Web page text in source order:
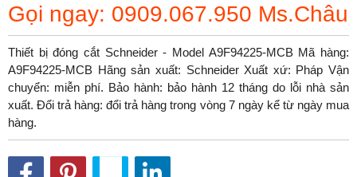
Gọi ngay: 0909.067.950 Ms.Châu
Thiết bị đóng cắt Schneider - Model A9F94225-MCB Mã hàng:
A9F94225-MCB Hãng sản xuất: Schneider Xuất xứ: Pháp Vận
chuyển: miễn phí. Bảo hành: bảo hành 12 tháng do lỗi nhà sản
xuất. Đổi trả hàng: đổi trả hàng trong vòng 7 ngày kể từ ngày mua
hàng.